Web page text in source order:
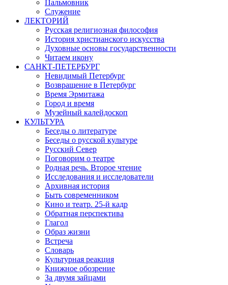
Пальмовник
Служение
ЛЕКТОРИЙ
Русская религиозная философия
История христианского искусства
Духовные основы государственности
Читаем икону
САНКТ-ПЕТЕРБУРГ
Невидимый Петербург
Возвращение в Петербург
Время Эрмитажа
Город и время
Музейный калейдоскоп
КУЛЬТУРА
Беседы о литературе
Беседы о русской культуре
Русский Север
Поговорим о театре
Родная речь. Второе чтение
Исследования и исследователи
Архивная история
Быть современником
Кино и театр. 25-й кадр
Обратная перспектива
Глагол
Образ жизни
Встреча
Словарь
Культурная реакция
Книжное обозрение
За двумя зайцами